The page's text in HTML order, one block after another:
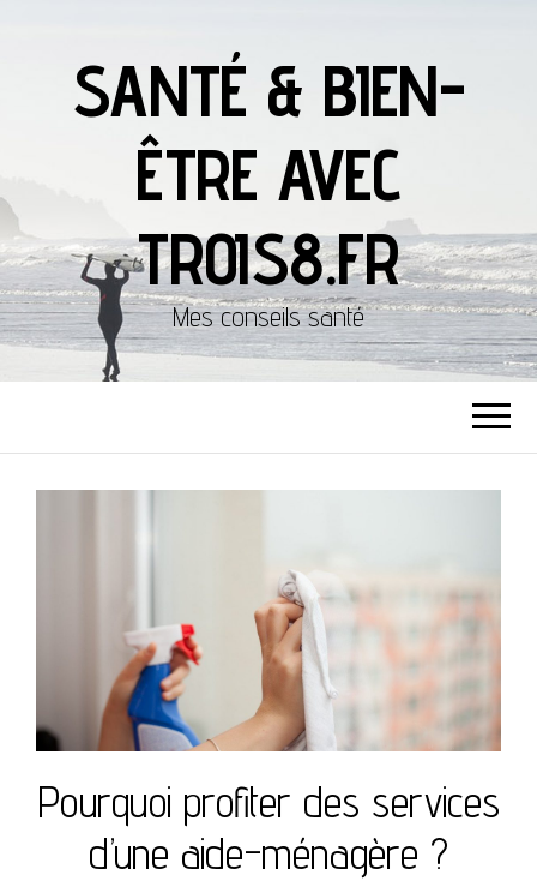
SANTÉ & BIEN-
ÊTRE AVEC
TROIS8.FR
Mes conseils santé
Pourquoi profiter des services
d’une aide-ménagère ?